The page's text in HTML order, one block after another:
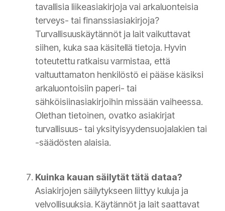
tavallisia liikeasiakirjoja vai arkaluonteisia
terveys- tai finanssiasiakirjoja?
Turvallisuuskäytännöt ja lait vaikuttavat
siihen, kuka saa käsitellä tietoja. Hyvin
toteutettu ratkaisu varmistaa, että
valtuuttamaton henkilöstö ei pääse käsiksi
arkaluontoisiin paperi- tai
sähköisiinasiakirjoihin missään vaiheessa.
Olethan tietoinen, ovatko asiakirjat
turvallisuus- tai yksityisyydensuojalakien tai
-säädösten alaisia.
Kuinka kauan säilytät tätä dataa?
Asiakirjojen säilytykseen liittyy kuluja ja
velvollisuuksia. Käytännöt ja lait saattavat